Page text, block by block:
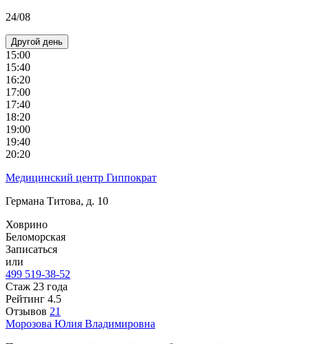
24/08
Другой день
15:00
15:40
16:20
17:00
17:40
18:20
19:00
19:40
20:20
Медицинский центр Гиппократ
Германа Титова, д. 10
Ховрино
Беломорская
Записаться
или
499 519-38-52
Стаж 23 года
Рейтинг 4.5
Отзывов 21
Морозова Юлия Владимировна